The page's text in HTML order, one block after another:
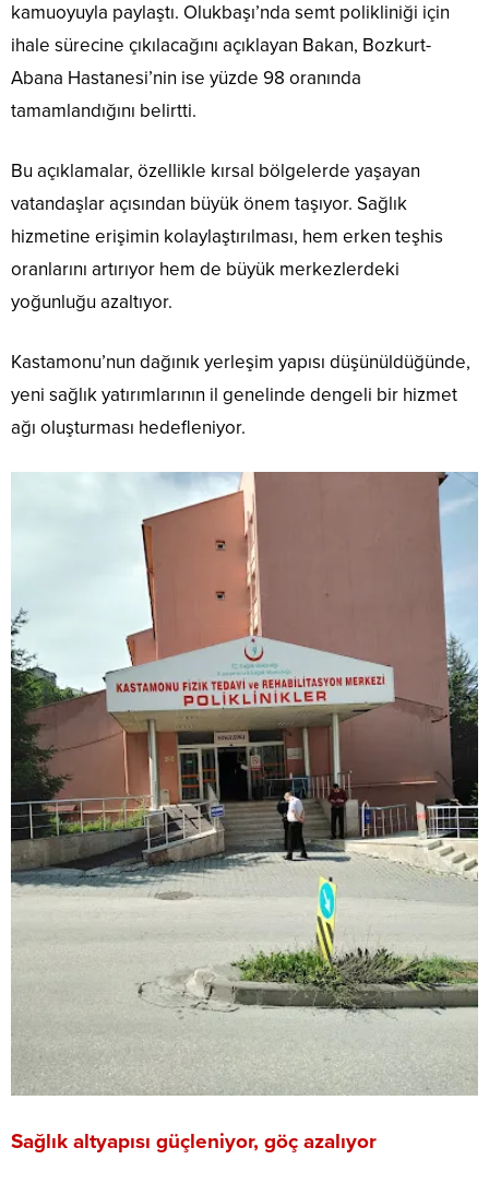
kamuoyuyla paylaştı. Olukbaşı’nda semt polikliniği için
ihale sürecine çıkılacağını açıklayan Bakan, Bozkurt-
Abana Hastanesi’nin ise yüzde 98 oranında
tamamlandığını belirtti.
Bu açıklamalar, özellikle kırsal bölgelerde yaşayan
vatandaşlar açısından büyük önem taşıyor. Sağlık
hizmetine erişimin kolaylaştırılması, hem erken teşhis
oranlarını artırıyor hem de büyük merkezlerdeki
yoğunluğu azaltıyor.
Kastamonu’nun dağınık yerleşim yapısı düşünüldüğünde,
yeni sağlık yatırımlarının il genelinde dengeli bir hizmet
ağı oluşturması hedefleniyor.
Sağlık altyapısı güçleniyor, göç azalıyor